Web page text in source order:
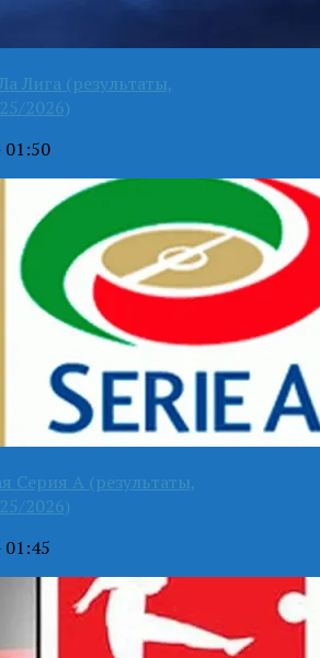
Лига (результаты,
2026)
01:50
Серия А (результаты,
2026)
01:45